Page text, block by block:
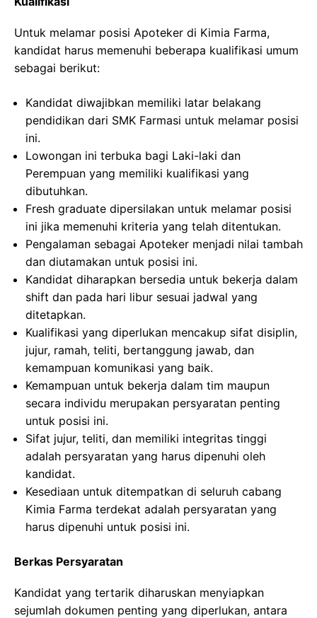
Untuk melamar posisi Apoteker di Kimia Farma,
kandidat harus memenuhi beberapa kualifikasi umum
sebagai berikut:
Kandidat diwajibkan memiliki latar belakang
pendidikan dari SMK Farmasi untuk melamar posisi
ini.
Lowongan ini terbuka bagi Laki-laki dan
Perempuan yang memiliki kualifikasi yang
dibutuhkan.
Fresh graduate dipersilakan untuk melamar posisi
ini jika memenuhi kriteria yang telah ditentukan.
Pengalaman sebagai Apoteker menjadi nilai tambah
dan diutamakan untuk posisi ini.
Kandidat diharapkan bersedia untuk bekerja dalam
shift dan pada hari libur sesuai jadwal yang
ditetapkan.
Kualifikasi yang diperlukan mencakup sifat disiplin,
jujur, ramah, teliti, bertanggung jawab, dan
kemampuan komunikasi yang baik.
Kemampuan untuk bekerja dalam tim maupun
secara individu merupakan persyaratan penting
untuk posisi ini.
Sifat jujur, teliti, dan memiliki integritas tinggi
adalah persyaratan yang harus dipenuhi oleh
kandidat.
Kesediaan untuk ditempatkan di seluruh cabang
Kimia Farma terdekat adalah persyaratan yang
harus dipenuhi untuk posisi ini.
Berkas Persyaratan
Kandidat yang tertarik diharuskan menyiapkan
sejumlah dokumen penting yang diperlukan, antara